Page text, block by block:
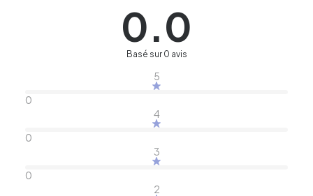
0.0
Basé sur 0 avis
5
0
4
0
3
0
2